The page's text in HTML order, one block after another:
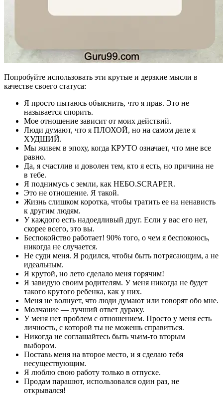
Попробуйте использовать эти крутые и дерзкие мысли в
качестве своего статуса:
Я просто пытаюсь объяснить, что я прав. Это не
называется спорить.
Мое отношение зависит от моих действий.
Люди думают, что я ПЛОХОЙ, но на самом деле я
ХУДШИЙ.
Мы живем в эпоху, когда КРУТО означает, что мне все
равно.
Да, я счастлив и доволен тем, кто я есть, но причина не
в тебе.
Я поднимусь с земли, как НЕБО.SCRAPER.
Это не отношение. Я такой.
Жизнь слишком коротка, чтобы тратить ее на ненависть
к другим людям.
У каждого есть надоедливый друг. Если у вас его нет,
скорее всего, это вы.
Беспокойство работает! 90% того, о чем я беспокоюсь,
никогда не случается.
Не суди меня. Я родился, чтобы быть потрясающим, а не
идеальным.
Я крутой, но лето сделало меня горячим!
Я завидую своим родителям. У меня никогда не будет
такого крутого ребенка, как у них.
Меня не волнует, что люди думают или говорят обо мне.
Молчание — лучший ответ дураку.
У меня нет проблем с отношением. Просто у меня есть
личность, с которой ты не можешь справиться.
Никогда не соглашайтесь быть чьим-то вторым
выбором.
Поставь меня на второе место, и я сделаю тебя
несуществующим.
Я люблю свою работу только в отпуске.
Продам парашют, использовался один раз, не
открывался!